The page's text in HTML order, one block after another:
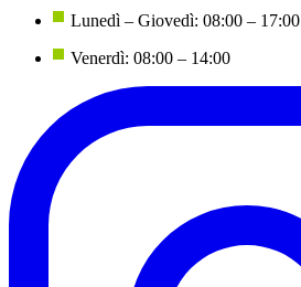
Lunedì – Giovedì: 08:00 – 17:00
Venerdì: 08:00 – 14:00